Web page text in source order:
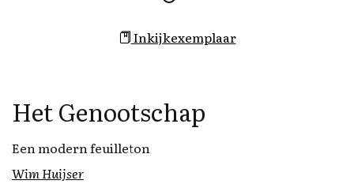
Inkijkexemplaar
Het Genootschap
Een modern feuilleton
Wim Huijser